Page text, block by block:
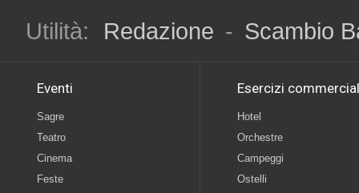
Utilità:
Redazione - Scambio
Eventi
Sagre
Teatro
Cinema
Feste
Esercizi
Hotel
Orchestre
Campeggi
Ostelli